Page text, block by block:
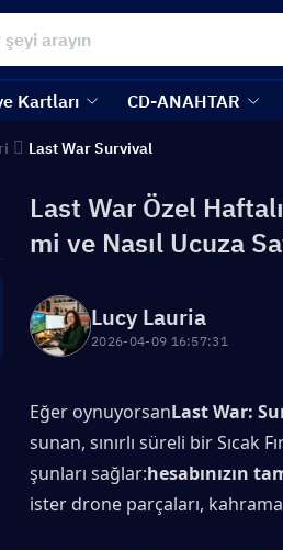
Kartları CD-ANAHTAR
Last War Survival
Last War Özel
mi ve Nasıl Ucuza
Lucy Lauria
2026-04-09 16:57:31
Eğer oynuyorsanLast War:
sunan, sınırlı süreli bir
şunları sağlar:hesabınızın
ister drone parçaları,